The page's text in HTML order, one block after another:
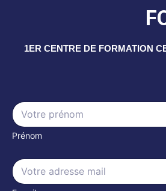
1ER CENTRE DE FORMATION
N
a
m
e
Prénom
a
m
E
m